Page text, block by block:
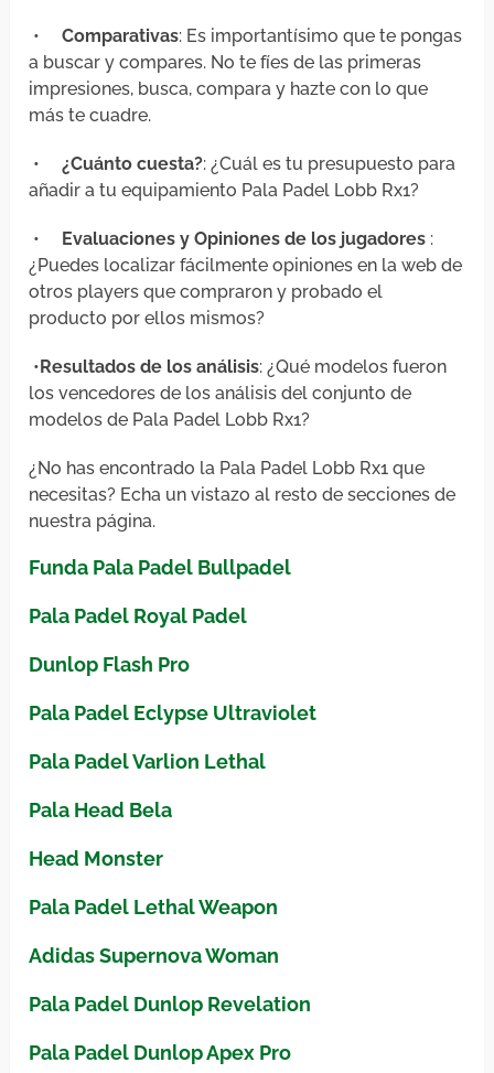
•Comparativas: Es importantísimo que te pongas
a buscar y compares. No te fíes de las primeras
impresiones, busca, compara y hazte con lo que
más te cuadre.
•¿Cuánto cuesta?: ¿Cuál es tu presupuesto para
añadir a tu equipamiento Pala Padel Lobb Rx1?
• Evaluaciones y Opiniones de los jugadores :
¿Puedes localizar fácilmente opiniones en la web de
otros players que compraron y probado el
producto por ellos mismos?
• Resultados de los análisis: ¿Qué modelos fueron
los vencedores de los análisis del conjunto de
modelos de Pala Padel Lobb Rx1?
¿No has encontrado la Pala Padel Lobb Rx1 que
necesitas? Echa un vistazo al resto de secciones de
nuestra página.
Funda Pala Padel Bullpadel
Pala Padel Royal Padel
Dunlop Flash Pro
Pala Padel Eclypse Ultraviolet
Pala Padel Varlion Lethal
Pala Head Bela
Head Monster
Pala Padel Lethal Weapon
Adidas Supernova Woman
Pala Padel Dunlop Revelation
Pala Padel Dunlop Apex Pro